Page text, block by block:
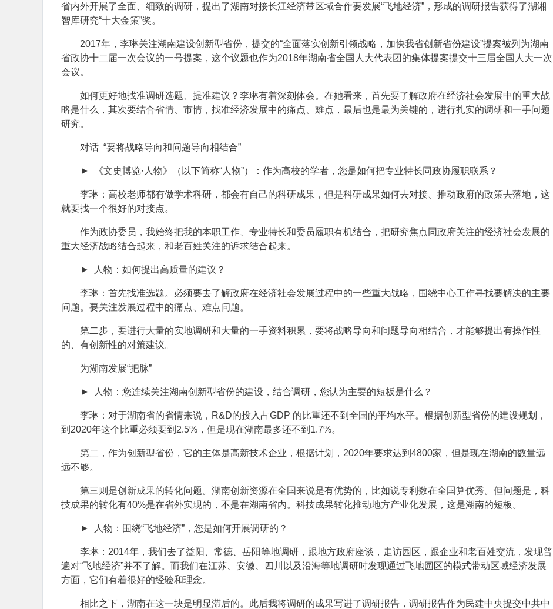
省内外开展了全面、细致的调研，提出了湖南对接长江经济带区域合作要发展“飞地经济”，形成的调研报告获得了湖湘
智库研究“十大金策”奖。
2017年，李琳关注湖南建设创新型省份，提交的“全面落实创新引领战略，加快我省创新省份建设”提案被列为湖南
省政协十二届一次会议的一号提案，这个议题也作为2018年湖南省全国人大代表团的集体提案提交十三届全国人大一次
会议。
如何更好地找准调研选题、提准建议？李琳有着深刻体会。在她看来，首先要了解政府在经济社会发展中的重大战
略是什么，其次要结合省情、市情，找准经济发展中的痛点、难点，最后也是最为关键的，进行扎实的调研和一手问题
研究。
对话 “要将战略导向和问题导向相结合”
► 《文史博览·人物》（以下简称“人物”）：作为高校的学者，您是如何把专业特长同政协履职联系？
李琳：高校老师都有做学术科研，都会有自己的科研成果，但是科研成果如何去对接、推动政府的政策去落地，这
就要找一个很好的对接点。
作为政协委员，我始终把我的本职工作、专业特长和委员履职有机结合，把研究焦点同政府关注的经济社会发展的
重大经济战略结合起来，和老百姓关注的诉求结合起来。
► 人物：如何提出高质量的建议？
李琳：首先找准选题。必须要去了解政府在经济社会发展过程中的一些重大战略，围绕中心工作寻找要解决的主要
问题。要关注发展过程中的痛点、难点问题。
第二步，要进行大量的实地调研和大量的一手资料积累，要将战略导向和问题导向相结合，才能够提出有操作性
的、有创新性的对策建议。
为湖南发展“把脉”
► 人物：您连续关注湖南创新型省份的建设，结合调研，您认为主要的短板是什么？
李琳：对于湖南省的省情来说，R&D的投入占GDP 的比重还不到全国的平均水平。根据创新型省份的建设规划，
到2020年这个比重必须要到2.5%，但是现在湖南最多还不到1.7%。
第二，作为创新型省份，它的主体是高新技术企业，根据计划，2020年要求达到4800家，但是现在湖南的数量远
远不够。
第三则是创新成果的转化问题。湖南创新资源在全国来说是有优势的，比如说专利数在全国算优秀。但问题是，科
技成果的转化有40%是在省外实现的，不是在湖南省内。科技成果转化推动地方产业化发展，这是湖南的短板。
► 人物：围绕“飞地经济”，您是如何开展调研的？
李琳：2014年，我们去了益阳、常德、岳阳等地调研，跟地方政府座谈，走访园区，跟企业和老百姓交流，发现普
遍对“飞地经济”并不了解。而我们在江苏、安徽、四川以及沿海等地调研时发现通过飞地园区的模式带动区域经济发展
方面，它们有着很好的经验和理念。
相比之下，湖南在这一块是明显滞后的。此后我将调研的成果写进了调研报告，调研报告作为民建中央提交中共中